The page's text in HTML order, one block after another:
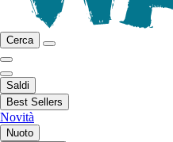
Cerca
Saldi
Best Sellers
Novità
Nuoto